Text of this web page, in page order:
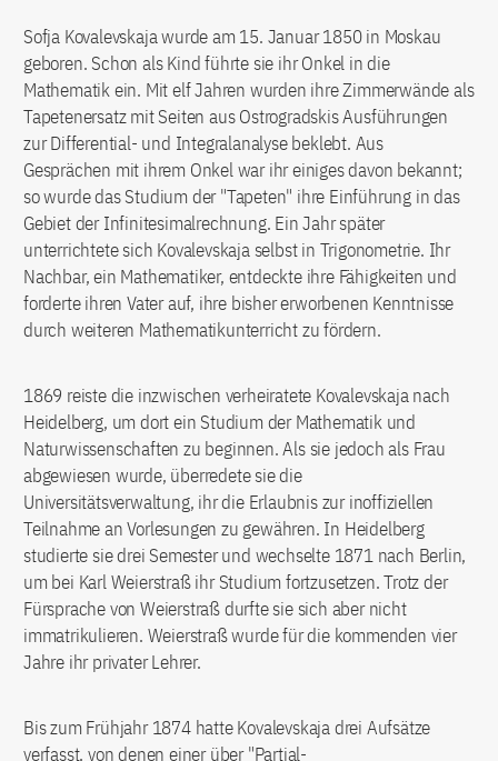
Sofja Kovalevskaja wurde am 15. Januar 1850 in Moskau
geboren. Schon als Kind führte sie ihr Onkel in die
Mathematik ein. Mit elf Jahren wurden ihre Zimmerwände als
Tapetenersatz mit Seiten aus Ostrogradskis Ausführungen
zur Differential- und Integralanalyse beklebt. Aus
Gesprächen mit ihrem Onkel war ihr einiges davon bekannt;
so wurde das Studium der "Tapeten" ihre Einführung in das
Gebiet der Infinitesimalrechnung. Ein Jahr später
unterrichtete sich Kovalevskaja selbst in Trigonometrie. Ihr
Nachbar, ein Mathematiker, entdeckte ihre Fähigkeiten und
forderte ihren Vater auf, ihre bisher erworbenen Kenntnisse
durch weiteren Mathematikunterricht zu fördern.
1869 reiste die inzwischen verheiratete Kovalevskaja nach
Heidelberg, um dort ein Studium der Mathematik und
Naturwissenschaften zu beginnen. Als sie jedoch als Frau
abgewiesen wurde, überredete sie die
Universitätsverwaltung, ihr die Erlaubnis zur inoffiziellen
Teilnahme an Vorlesungen zu gewähren. In Heidelberg
studierte sie drei Semester und wechselte 1871 nach Berlin,
um bei Karl Weierstraß ihr Studium fortzusetzen. Trotz der
Fürsprache von Weierstraß durfte sie sich aber nicht
immatrikulieren. Weierstraß wurde für die kommenden vier
Jahre ihr privater Lehrer.
Bis zum Frühjahr 1874 hatte Kovalevskaja drei Aufsätze
verfasst, von denen einer über "Partial-